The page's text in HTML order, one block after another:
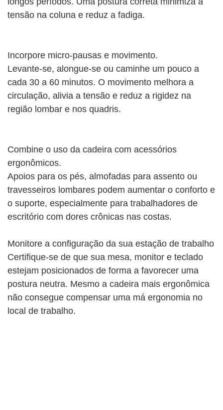
tensão na coluna e reduz a fadiga.
Incorpore micro-pausas e movimento.
Levante-se, alongue-se ou caminhe um pouco a
cada 30 a 60 minutos. O movimento melhora a
circulação, alivia a tensão e reduz a rigidez na
região lombar e nos quadris.
Combine o uso da cadeira com acessórios
ergonômicos.
Apoios para os pés, almofadas para assento ou
travesseiros lombares podem aumentar o conforto e
o suporte, especialmente para trabalhadores de
escritório com dores crônicas nas costas.
Monitore a configuração da sua estação de trabalho
Certifique-se de que sua mesa, monitor e teclado
estejam posicionados de forma a favorecer uma
postura neutra. Mesmo a cadeira mais ergonômica
não consegue compensar uma má ergonomia no
local de trabalho.